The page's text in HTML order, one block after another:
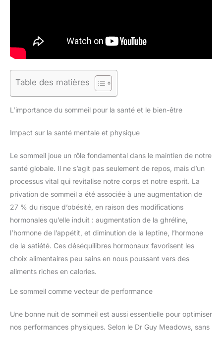
Table des matières
L’importance du sommeil pour la santé et le bien-être
Impact sur la santé mentale et physique
Le sommeil joue un rôle fondamental dans le maintien de notre
santé globale. Il ne s’agit pas seulement de repos, mais d’un
processus vital qui revitalise notre corps et notre esprit. La
privation de sommeil a été associée à une augmentation de
27 % du risque d’obésité, en raison des modifications
hormonales qu’elle induit : augmentation de la ghréline,
l’hormone de l’appétit, et diminution de la leptine, l’hormone
de la satiété. Ces déséquilibres hormonaux favorisent les
choix alimentaires peu sains en nous poussant vers des
aliments riches en calories.
Le sommeil comme vecteur de performance
Une bonne nuit de sommeil est aussi essentielle pour optimiser
nos performances physiques. Selon le Dr Guy Meadows, sans